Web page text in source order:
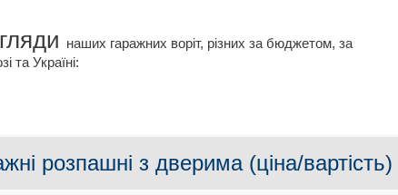
наших гаражних воріт, різних за бюджетом, за
та Україні:
розпашні з дверима (ціна/вартість)